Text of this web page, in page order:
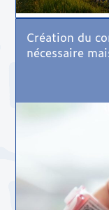
Création du
nécessaire